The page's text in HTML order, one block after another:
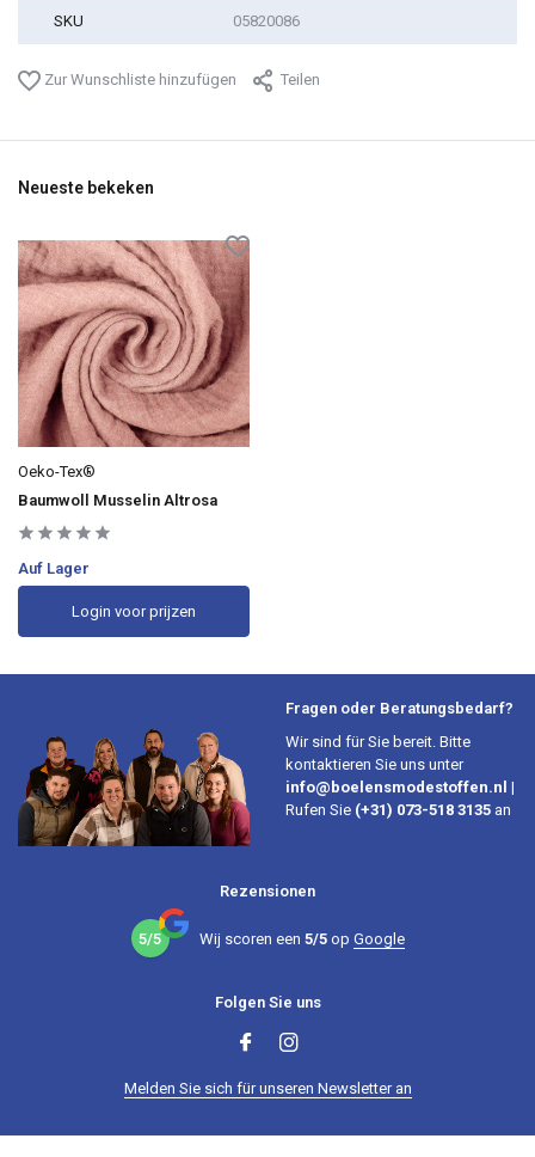
SKU 05820086
Zur Wunschliste hinzufügen Teilen
Neueste bekeken
Oeko-Tex®
Baumwoll Musselin Altrosa
Auf Lager
Login voor prijzen
Fragen oder Beratungsbedarf?
Wir sind für Sie bereit. Bitte
kontaktieren Sie uns unter
info@boelensmodestoffen.nl |
Rufen Sie (+31) 073-518 3135 an
Rezensionen
5/5 Wij scoren een 5/5op Google
Folgen Sie uns
Melden Sie sich für unseren Newsletter an